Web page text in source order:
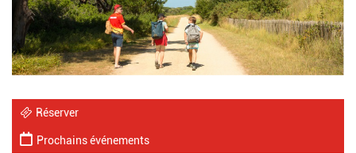
Réserver
Prochains événements